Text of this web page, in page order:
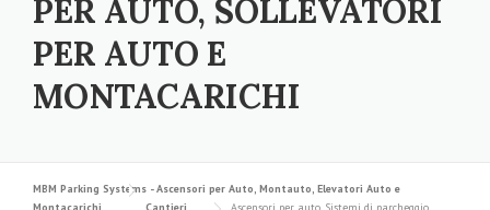
PER AUTO, SOLLEVATORI
PER AUTO E
MONTACARICHI
MBM Parking Systems - Ascensori per Auto, Montauto, Elevatori Auto e